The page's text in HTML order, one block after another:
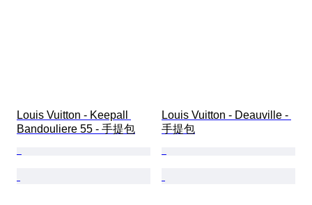
Louis Vuitton - Keepall
Bandouliere 55 - 手提包
Louis Vuitton - Deauville -
手提包